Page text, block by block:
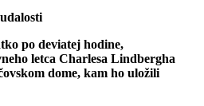
po deviatej hodine,
letca Charlesa Lindbergha
dome, kam ho uložili